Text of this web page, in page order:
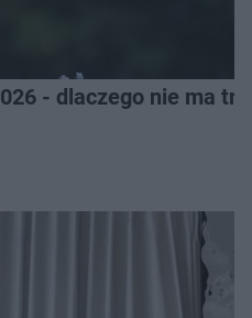
- dlaczego nie ma